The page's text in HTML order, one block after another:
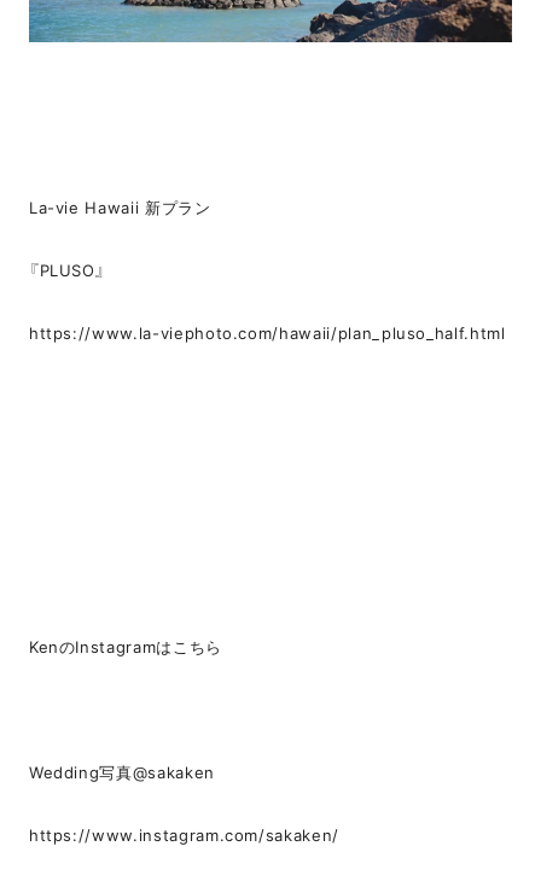
La-vie Hawaii 新プラン
『PLUSO』
https://www.la-viephoto.com/hawaii/plan_pluso_half.html
KenのInstagramはこちら
Wedding写真@sakaken
https://www.instagram.com/sakaken/